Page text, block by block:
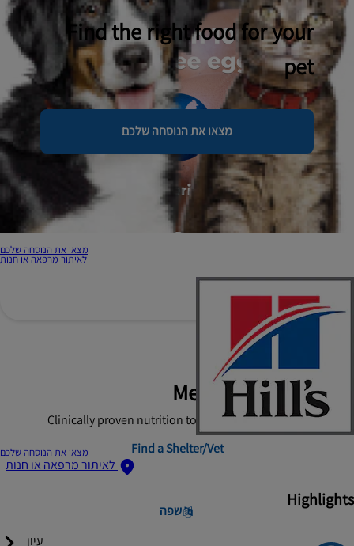
Find the right food for your
pet
מצאו את הנוסחה שלכם
מצאו את הנוסחה שלכם
לאיתור מרפאה או חנות
מצאו את הנוסחה שלכם
לאיתור מרפאה או חנות
שפה
עיון
Hill's Prescription Diet
Metabolic Dog Food
Clinically proven nutrition to help dogs quickly lose weight
Find a Shelter/Vet
Highlights